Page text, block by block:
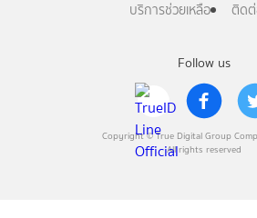
Follow us
Copyright © True Digital Group
All rights reserved
บริการช่วยเหลือ
ติดต่